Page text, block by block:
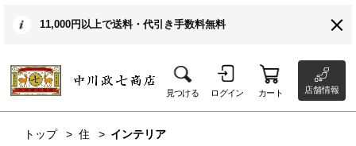
11,000円以上で送料・代引き手数料無料
見つける ログイン カート 店舗情報
トップ 住 インテリア